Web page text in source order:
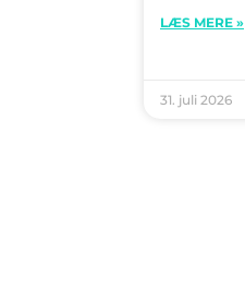
LÆS MERE »
31. juli 2026